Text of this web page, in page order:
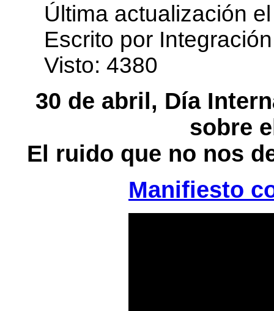
Última actualización
Escrito por Integración
Visto: 4380
30 de abril, Día
sobre
El ruido que no nos
Manifiesto